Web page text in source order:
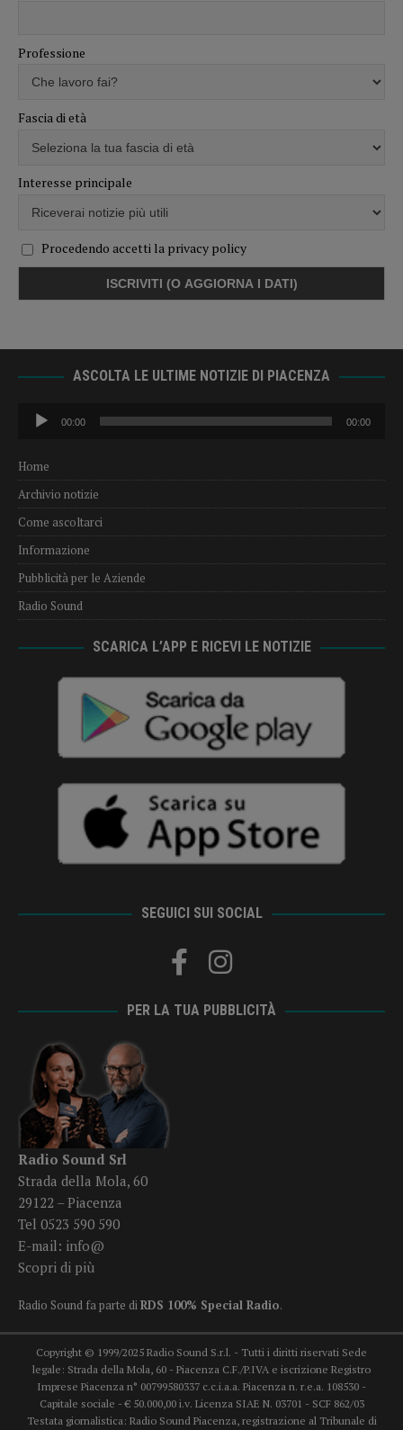
Professione
Fascia di età
Interesse principale
Procedendo accetti la privacy policy
ASCOLTA LE ULTIME NOTIZIE DI PIACENZA
Audio
Player
00:00 00:00
Home
Archivio notizie
Come ascoltarci
Informazione
Pubblicità per le Aziende
Radio Sound
SCARICA L’APP E RICEVI LE NOTIZIE
SEGUICI SUI SOCIAL
PER LA TUA PUBBLICITÀ
Radio Sound Srl
Strada della Mola, 60
29122 – Piacenza
Tel 0523 590 590
E-mail: info@
Scopri di più
Radio Sound fa parte diRDS 100% Special Radio.
Copyright © 1999/2025 Radio Sound S.r.l. - Tutti i diritti riservati Sede
legale: Strada della Mola, 60 - Piacenza C.F./P.IVA e iscrizione Registro
Imprese Piacenza n° 00799580337 c.c.i.a.a. Piacenza n. r.e.a. 108530 -
Capitale sociale - € 50.000,00 i.v. Licenza SIAE N. 03701 - SCF 862/03
Testata giornalistica: Radio Sound Piacenza, registrazione al Tribunale di